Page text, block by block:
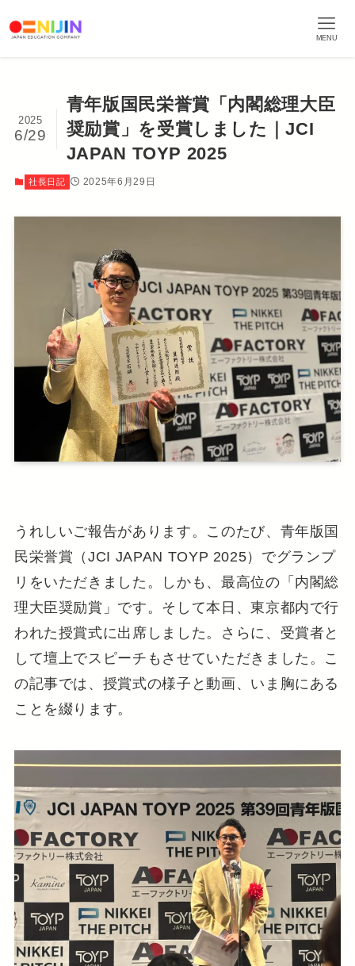
MENU
青年版国民栄誉賞「内閣総理大臣
奨励賞」を受賞しました｜JCI
JAPAN TOYP 2025
2025
6/29
社長日記 2025年6月29日
うれしいご報告があります。このたび、青年版国
民栄誉賞（JCI JAPAN TOYP 2025）でグランプ
リをいただきました。しかも、最高位の「内閣総
理大臣奨励賞」です。そして本日、東京都内で行
われた授賞式に出席しました。さらに、受賞者と
して壇上でスピーチもさせていただきました。こ
の記事では、授賞式の様子と動画、いま胸にある
ことを綴ります。